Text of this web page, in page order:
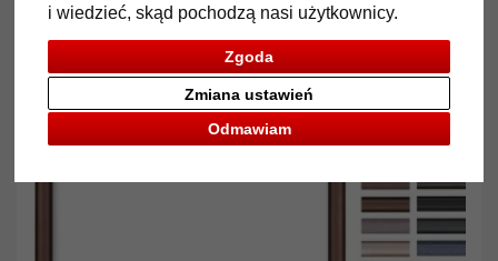
i wiedzieć, skąd pochodzą nasi użytkownicy.
Zgoda
Odmawiam
Zmiana ustawień